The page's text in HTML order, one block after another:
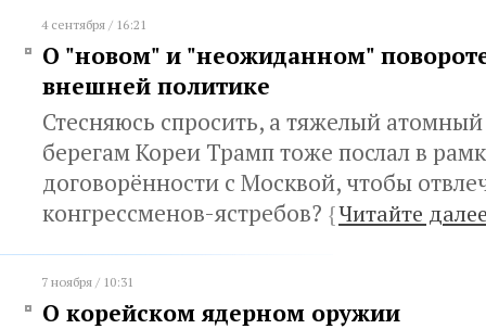
4 сентября / 16:21
О "новом" и "неожиданном"
внешней политике
Стесняюсь спросить, а тяжелый
берегам Кореи Трамп тоже послал в
договорённости с Москвой, чтобы
конгрессменов-ястребов? {Читайте
7 ноября / 10:31
О корейском ядерном оружии